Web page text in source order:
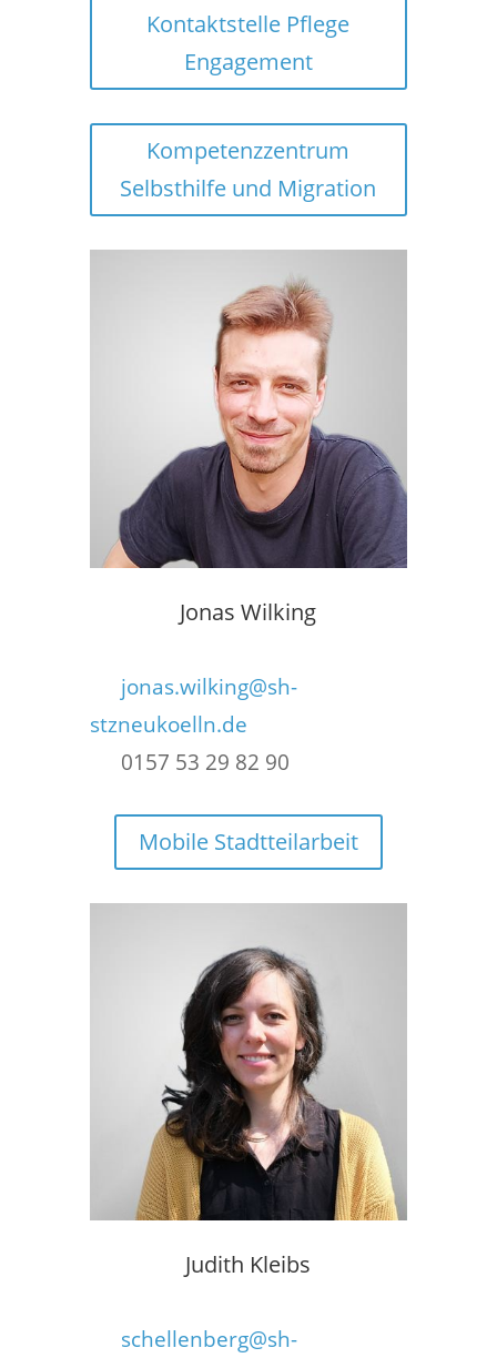
Kontaktstelle Pflege
Engagement
Kompetenzzentrum
Selbsthilfe und Migration
Jonas Wilking
jonas.wilking@sh-
stzneukoelln.de
0157 53 29 82 90
Mobile Stadtteilarbeit
Judith Kleibs
schellenberg@sh-